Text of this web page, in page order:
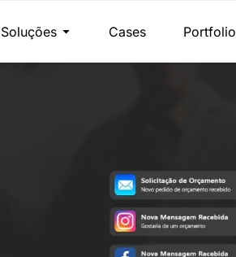
Soluções Cases Portfolio